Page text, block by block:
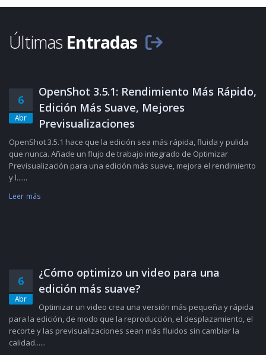
Últimas Entradas
6
Abr
OpenShot 3.5.1: Rendimiento Más Rápido,
Edición Más Suave, Mejores
Previsualizaciones
OpenShot 3.5.1 hace que la edición sea más rápida, fluida y pulida
que nunca. Añade un flujo de trabajo integrado de Optimizar
Previsualización para una edición más suave, mejora el rendimiento
y l......
Leer más
6
Abr
¿Cómo optimizo un video para una
edición más suave?
Optimizar un video crea una versión más pequeña y rápida
para la edición, de modo que la reproducción, el desplazamiento, el
recorte y las previsualizaciones sean más fluidos sin cambiar la
calidad......